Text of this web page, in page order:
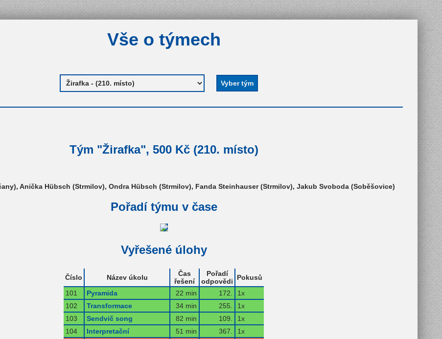
Vše o týmech
Tým "Žirafka", 500 Kč (210. místo)
Anička Hübsch (Strmilov), Ondra Hübsch (Strmilov), Fanda Steinhauser (Strmilov), Jakub Svoboda (Soběšovice)
Pořadí týmu v čase
Vyřešené úlohy
Číslo Název úkolu
Čas
řešení
Pořadí
odpovědi
Pokusů
101
Pyramida 22 min 172.
1x
102
Transformace 34 min 255.
1x
103
Sendvič song 82 min 109.
1x
104
Interpretační 51 min 367.
1x